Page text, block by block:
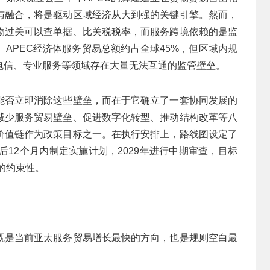
合，将是驱动区域经济从大到强的关键引擎。然而，
关可以查单据、比关税税率，而服务跨境依赖的是监
经济体服务贸易总额约占全球45%，但区域内规
、专业服务等领域存在大量无法互通的监管壁垒。
立即消除这些壁垒，而在于它确立了一套协同发展的
服务贸易壁垒、促进数字化转型、推动结构改革等八
链作为政策目标之一。在执行安排上，路线图设定了
12个月内制定实施计划，2029年进行中期审查，目标
束性。
当前亚太服务贸易增长最快的方向，也是规则空白最